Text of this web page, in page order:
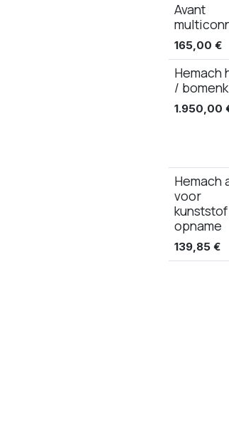
Avant
165,00 €
Hemach
/
1.950,00
Hemach
voor
opname
139,85 €